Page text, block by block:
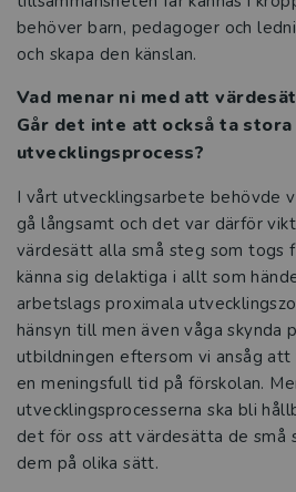
De satsar på språket
sina pedagoger
Hallbibliotek och
Academedias
fokus
Ta vara på barns
Dyk djupare i
Digitala verktyg lika
och lego i Göteborgs
Kompetensutveckling
viktigt när Avesta
Tre frågor till Tobias
behöver barn, pedagoger och
och skapa den känslan.
Vad menar ni med att
Går det inte att också ta
utvecklingsprocess?
I vårt utvecklingsarbete behövde
gå långsamt och det var därför
värdesätt alla små steg som togs
känna sig delaktiga i allt som
arbetslags proximala
hänsyn till men även våga skynda
utbildningen eftersom vi ansåg
en meningsfull tid på förskolan.
utvecklingsprocesserna ska bli
det för oss att värdesätta de små
dem på olika sätt.